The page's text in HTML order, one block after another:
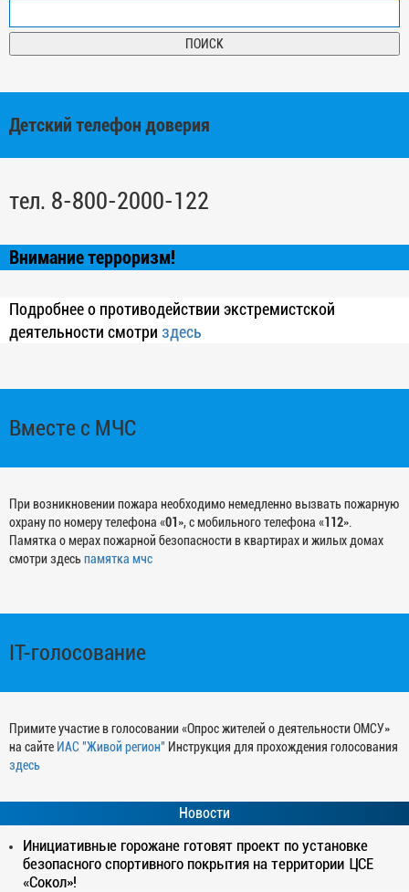
Детский телефон доверия
тел. 8-800-2000-122
Внимание терроризм!
Подробнее о противодействии экстремистской
деятельности смотри здесь
Вместе с МЧС
При возникновении пожара необходимо немедленно вызвать пожарную
охрану по номеру телефона «01 », с мобильного телефона «112».
Памятка о мерах пожарной безопасности в квартирах и жилых домах
смотри здесьпамятка мчс
IT-голосование
Примите участие в голосовании «Опрос жителей о деятельности ОМСУ»
на сайте ИАС "Живой регион" Инструкция для прохождения голосования
здесь
Новости
Инициативные горожане готовят проект по установке
безопасного спортивного покрытия на территории ЦСЕ
«Сокол»!